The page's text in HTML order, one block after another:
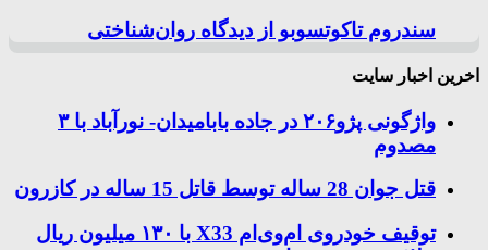
سندروم تاکوتسوبو از دیدگاه روان‌شناختی
اخرین اخبار سایت
واژگونی پژو۲۰۶ در جاده بابامیدان- نورآباد با ۳
مصدوم
قتل جوان 28 ساله توسط قاتل 15 ساله در کازرون
توقیف خودروی ام‌وی‌ام X33 با ۱۳۰ میلیون ریال